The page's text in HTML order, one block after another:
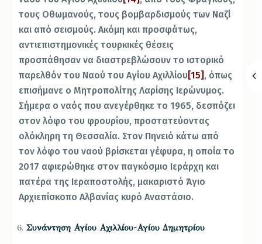
τους Οθωμανούς, τους βομβαρδισμούς των Ναζί
και από σεισμούς. Ακόμη και προσφάτως,
αντιεπιστημονικές τουρκικές θέσεις
προσπάθησαν να διαστρεβλώσουν το ιστορικό
παρελθόν του Ναού του Αγίου Αχιλλίου [15] , όπως
επισήμανε ο Μητροπολίτης Λαρίσης Ιερώνυμος.
Σήμερα ο ναός που ανεγέρθηκε το 1965, δεσπόζει
στον λόφο του φρουρίου, προστατεύοντας
ολόκληρη τη Θεσσαλία. Στον Πηνειό κάτω από
τον λόφο του ναού βρίσκεται γέφυρα, η οποία το
2017 αφιερώθηκε στον παγκόσμιο Ιεράρχη και
πατέρα της Ιεραποστολής, μακαριστό Άγιο
Αρχιεπίσκοπο Αλβανίας κυρό Αναστάσιο.
Συνάντηση Αγίου Αχιλλίου-Αγίου Δημητρίου